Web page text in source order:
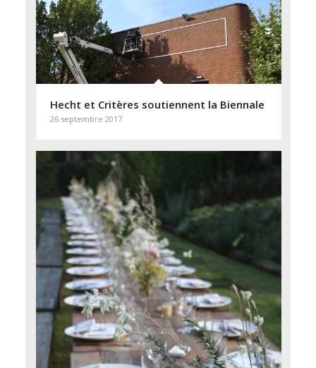
Hecht et Critères soutiennent la Biennale
26 septembre 2017